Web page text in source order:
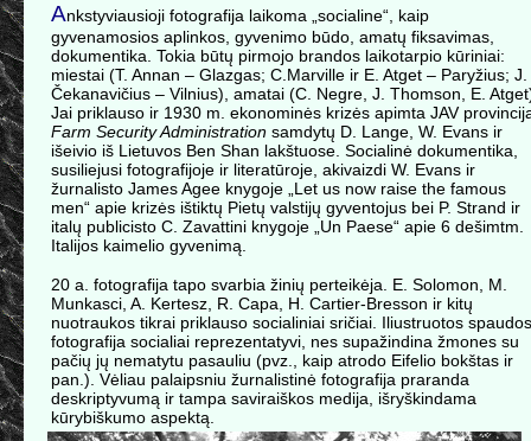
Ankstyviausioji fotografija laikoma „socialine“, kaip
gyvenamosios aplinkos, gyvenimo būdo, amatų fiksavimas,
dokumentika. Tokia būtų pirmojo brandos laikotarpio kūriniai:
miestai (T. Annan – Glazgas; C.Marville ir E. Atget – Paryžius; J.
Čekanavičius – Vilnius), amatai (C. Negre, J. Thomson, E.
Jai priklauso ir 1930 m. ekonominės krizės apimta JAV
Farm Security Administration samdytų D. Lange, W. Evans ir
išeivio iš Lietuvos Ben Shan lakštuose. Socialinė dokumentika,
susiliejusi fotografijoje ir literatūroje, akivaizdi W. Evans ir
žurnalisto James Agee knygoje „Let us now raise the famous
men“ apie krizės ištiktų Pietų valstijų gyventojus bei P. Strand ir
italų publicisto C. Zavattini knygoje „Un Paese“ apie 6 dešimtm.
Italijos kaimelio gyvenimą.
20 a. fotografija tapo svarbia žinių perteikėja. E. Solomon, M.
Munkasci, A. Kertesz, R. Capa, H. Cartier-Bresson ir kitų
nuotraukos tikrai priklauso socialiniai sričiai. Iliustruotos spaudos
fotografija socialiai reprezentatyvi, nes supažindina žmones su
pačių jų nematytu pasauliu (pvz., kaip atrodo Eifelio bokštas ir
pan.). Vėliau palaipsniu žurnalistinė fotografija praranda
deskriptyvumą ir tampa saviraiškos medija, išryškindama
kūrybiškumo aspektą.